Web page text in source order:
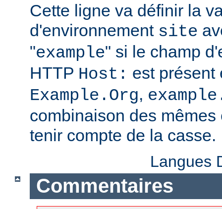
Cette ligne va définir la
d'environnement site
"example" si le champ
HTTP Host: est présent
Example.Org,
combinaison des
tenir compte de la casse.
Langues
Commentaires